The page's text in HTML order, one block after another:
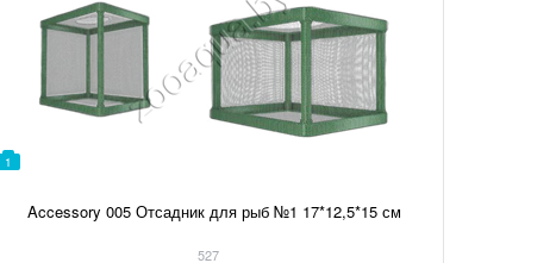
1
Accessory 005 Отсадник для рыб №1 17*12,5*15 см
527